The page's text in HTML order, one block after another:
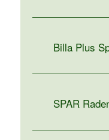
Billa Plus
SPAR